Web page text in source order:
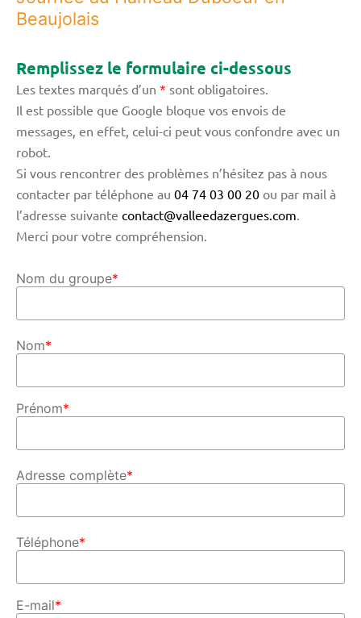
Beaujolais
Remplissez le formulaire ci-dessous
Les textes marqués d’un * sont obligatoires.
Il est possible que Google bloque vos envois de
messages, en effet, celui-ci peut vous confondre avec un
robot.
Si vous rencontrer des problèmes n’hésitez pas à nous
contacter par téléphone au 04 74 03 00 20 ou par mail à
l’adresse suivante contact@valleedazergues.com.
Merci pour votre compréhension.
Nom du groupe*
Nom*
Prénom*
Adresse complète*
Téléphone*
E-mail*